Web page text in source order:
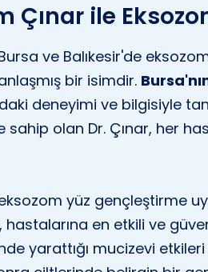
Çınar ile
ve Balıkesir'de
bir isimdir.
deneyimi ve bilgisiyle
olan Dr. Çınar, her
eksozom yüz gençleştirme
hastalarına en etkili ve
yarattığı mucizevi etkileri